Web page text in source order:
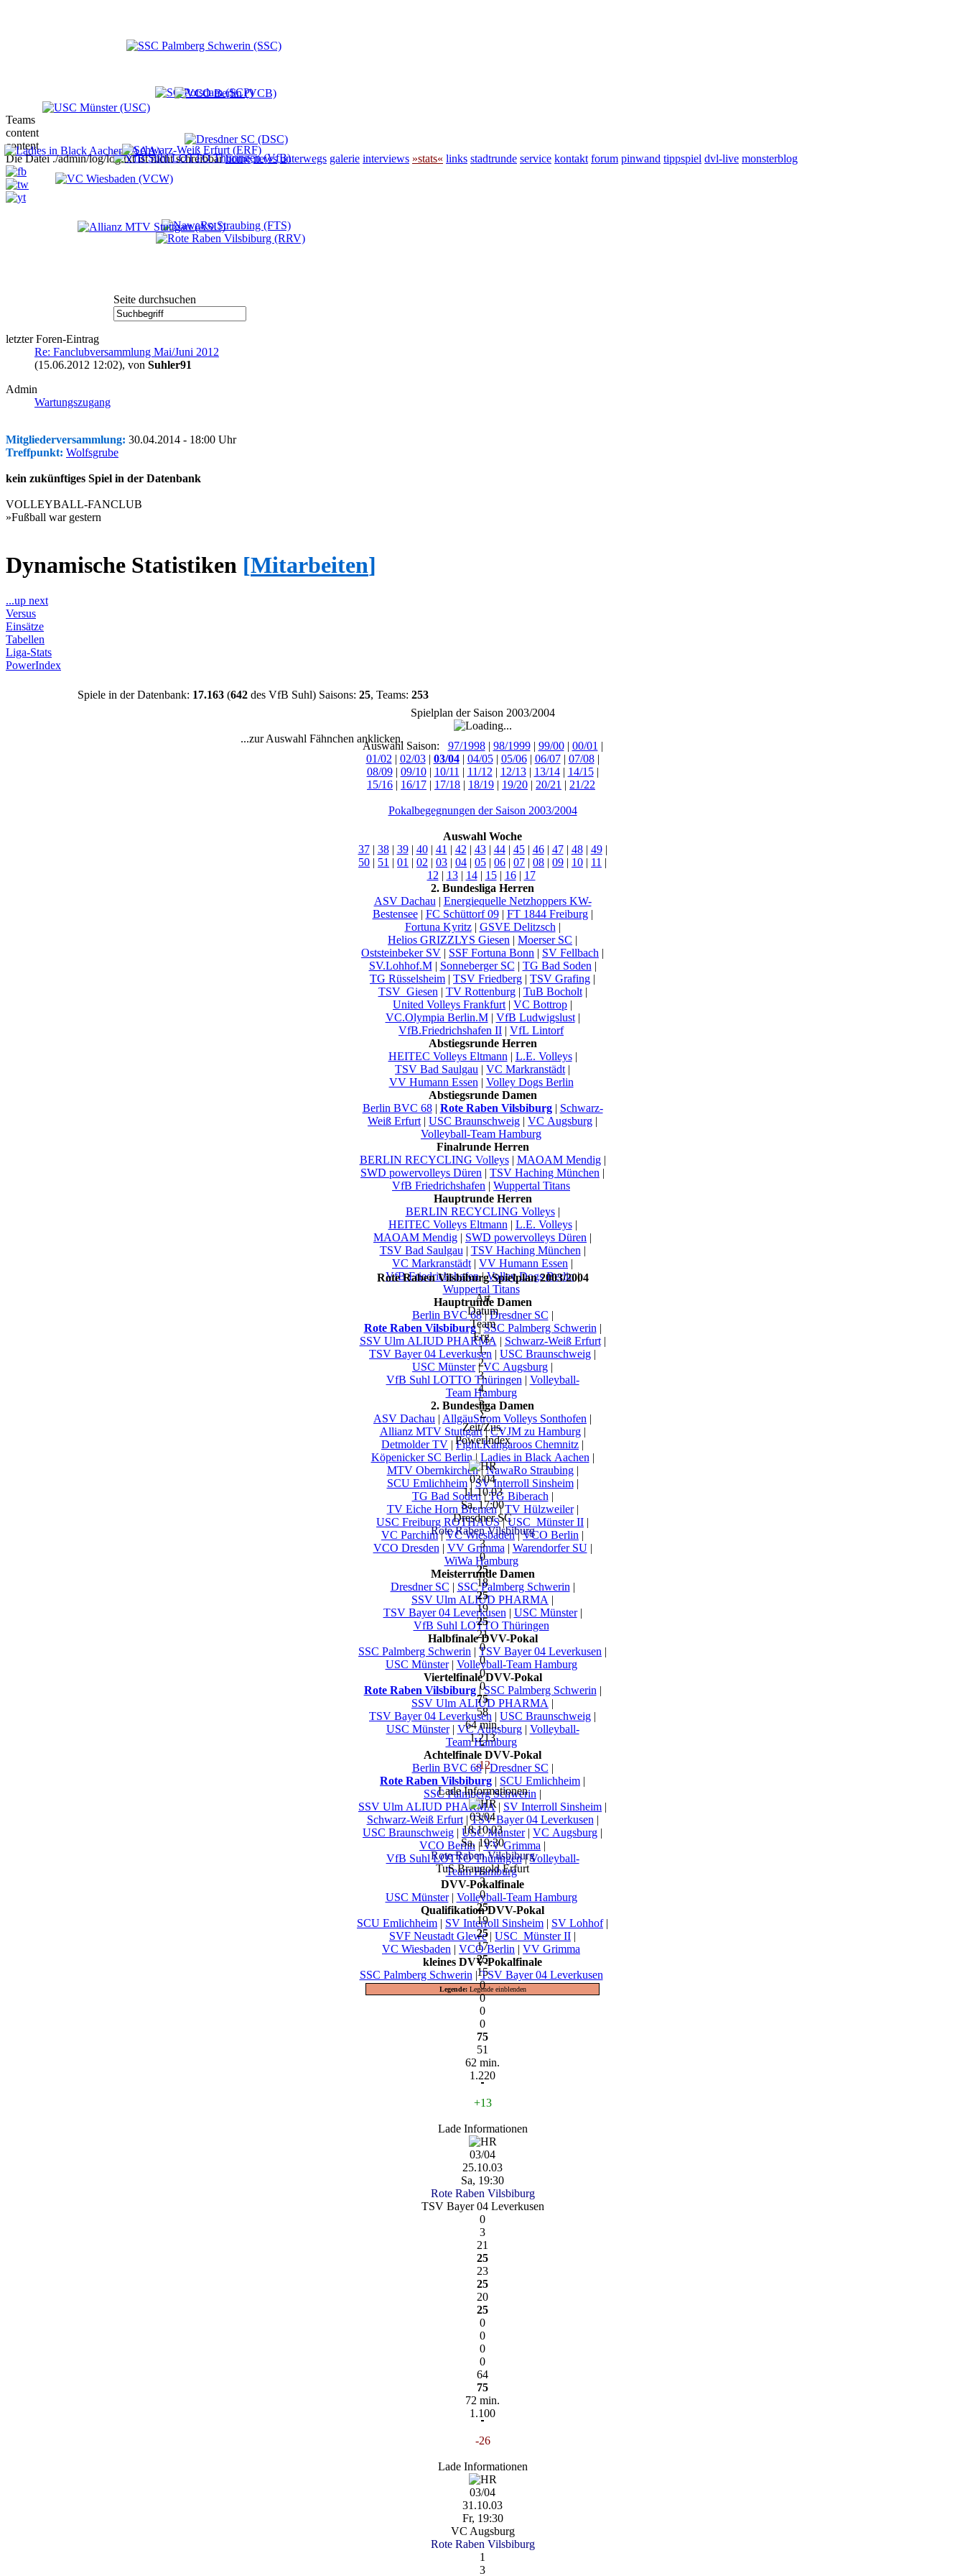
Teams
content
content
Die Datei ./admin/log/log.txt ist nicht schreibbarhome news unterwegs galerie interviews »stats« links stadtrunde service kontakt forum pinwand tippspiel dvl-live monsterblog
Seite durchsuchen
letzter Foren-Eintrag
Re: Fanclubversammlung Mai/Juni 2012
(15.06.2012 12:02), von Suhler91
Admin
Wartungszugang
Mitgliederversammlung: 30.04.2014 - 18:00 Uhr
Treffpunkt: Wolfsgrube
kein zukünftiges Spiel in der Datenbank
VOLLEYBALL-FANCLUB
»Fußball war gestern
Dynamische Statistiken [Mitarbeiten]
...up next
Versus
Einsätze
Tabellen
Liga-Stats
PowerIndex
Spiele in der Datenbank: 17.163(642des VfB Suhl) Saisons: 25, Teams: 253
Spielplan der Saison 2003/2004
...zur Auswahl Fähnchen anklicken.
Auswahl Saison: 97/1998| 98/1999| 99/00| 00/01 |
01/02 | 02/03| 03/04| 04/05| 05/06| 06/07| 07/08|
08/09| 09/10| 10/11 | 11/12 | 12/13| 13/14| 14/15|
15/16 | 16/17 | 17/18 | 18/19 | 19/20 | 20/21 | 21/22
Pokalbegegnungen der Saison 2003/2004
Auswahl Woche
37| 38| 39| 40| 41 | 42 | 43| 44| 45| 46| 47| 48| 49|
50 | 51 | 01 | 02 | 03 | 04 | 05 | 06 | 07 | 08 | 09 | 10 | 11 |
12 | 13| 14| 15| 16| 17
2. Bundesliga Herren
ASV Dachau | Energiequelle Netzhoppers KW-
Bestensee| FC Schüttorf 09| FT 1844 Freiburg|
Fortuna Kyritz| GSVE Delitzsch |
Helios GRIZZLYS Giesen | Moerser SC |
Oststeinbeker SV | SSF Fortuna Bonn | SV Fellbach |
SV.Lohhof.M| Sonneberger SC | TG Bad Soden |
TG Rüsselsheim | TSV Friedberg | TSV Grafing |
TSV_Giesen | TV Rottenburg| TuB Bocholt|
United Volleys Frankfurt | VC Bottrop |
VC.Olympia Berlin.M| VfB Ludwigslust|
VfB.Friedrichshafen II | VfL Lintorf
Abstiegsrunde Herren
HEITEC Volleys Eltmann | L.E. Volleys|
TSV Bad Saulgau | VC Markranstädt |
VV Humann Essen | Volley Dogs Berlin
Abstiegsrunde Damen
Berlin BVC 68| Rote Raben Vilsbiburg| Schwarz-
Weiß Erfurt | USC Braunschweig | VC Augsburg |
Volleyball-Team Hamburg
Finalrunde Herren
BERLIN RECYCLING Volleys| MAOAM Mendig|
SWD powervolleys Düren | TSV Haching München |
VfB Friedrichshafen | Wuppertal Titans
Hauptrunde Herren
BERLIN RECYCLING Volleys|
HEITEC Volleys Eltmann | L.E. Volleys|
MAOAM Mendig | SWD powervolleys Düren |
TSV Bad Saulgau | TSV Haching München |
VC Markranstädt | VV Humann Essen |
VfB Friedrichshafen|Volley Dogs Berlin|
Wuppertal Titans
Hauptrunde Damen
Berlin BVC 68|Dresdner SC |
Rote Raben Vilsbiburg|SSC Palmberg Schwerin |
SSV Ulm ALIUD PHARMA | Schwarz-Weiß Erfurt|
TSV Bayer 04 Leverkusen | USC Braunschweig |
USC Münster|VC Augsburg |
VfB Suhl LOTTO Thüringen | Volleyball-
Team Hamburg
2. Bundesliga Damen
ASV Dachau | AllgäuStrom Volleys Sonthofen |
Allianz MTV Stuttgart|CVJM zu Hamburg|
Detmolder TV |Fight.Kangaroos Chemnitz |
Köpenicker SC Berlin| Ladies in Black Aachen |
MTV Obernkirchen|NawaRo Straubing|
SCU Emlichheim|SV Interroll Sinsheim|
TG Bad Soden|TG Biberach |
TV Eiche Horn Bremen|TV Hülzweiler|
USC Freiburg ROTHAUS|USC_Münster II |
VC Parchim|VC Wiesbaden|VCO Berlin |
VCO Dresden | VV Grimma | Warendorfer SU|
WiWa Hamburg
Meisterrunde Damen
Dresdner SC | SSC Palmberg Schwerin |
SSV Ulm ALIUD PHARMA |
TSV Bayer 04 Leverkusen | USC Münster|
VfB Suhl LOTTO Thüringen
Halbfinale DVV-Pokal
SSC Palmberg Schwerin | TSV Bayer 04 Leverkusen |
USC Münster| Volleyball-Team Hamburg
Viertelfinale DVV-Pokal
Rote Raben Vilsbiburg|SSC Palmberg Schwerin |
SSV Ulm ALIUD PHARMA |
TSV Bayer 04 Leverkusen | USC Braunschweig |
USC Münster| VC Augsburg| Volleyball-
Team Hamburg
Achtelfinale DVV-Pokal
Berlin BVC 68|Dresdner SC |
Rote Raben Vilsbiburg | SCU Emlichheim |
SSC Palmberg Schwerin |
SSV Ulm ALIUD PHARMA| SV Interroll Sinsheim |
Schwarz-Weiß Erfurt|TSV Bayer 04 Leverkusen |
USC Braunschweig | USC Münster| VC Augsburg |
VCO Berlin |VV Grimma |
VfB Suhl LOTTO Thüringen|Volleyball-
Team Hamburg
DVV-Pokalfinale
USC Münster| Volleyball-Team Hamburg
Qualifikation DVV-Pokal
SCU Emlichheim | SV Interroll Sinsheim | SV Lohhof|
SVF Neustadt Glewe| USC_Münster II |
VC Wiesbaden | VCO Berlin | VV Grimma
kleines DVV-Pokalfinale
SSC Palmberg Schwerin |TSV Bayer 04 Leverkusen
Legende: Legende einblenden
Rote Raben Vilsbiburg Spielplan 2003/2004
Art
Datum
Team
Erg.
1.
2.
3.
4.
5.
Σ
Zeit/Zus.
PowerIndex
03/04
11.10.03
Sa, 17:00
Dresdner SC
Rote Raben Vilsbiburg
3
0
25
18
25
19
25
21
0
0
0
0
75
58
64 min.
1.213
-12
Lade Informationen
03/04
18.10.03
Sa, 19:30
Rote Raben Vilsbiburg
TuS Braugold Erfurt
3
0
25
19
25
17
25
15
0
0
0
0
75
51
62 min.
1.220
+13
Lade Informationen
03/04
25.10.03
Sa, 19:30
Rote Raben Vilsbiburg
TSV Bayer 04 Leverkusen
0
3
21
25
23
25
20
25
0
0
0
0
64
75
72 min.
1.100
-26
Lade Informationen
03/04
31.10.03
Fr, 19:30
VC Augsburg
Rote Raben Vilsbiburg
1
3